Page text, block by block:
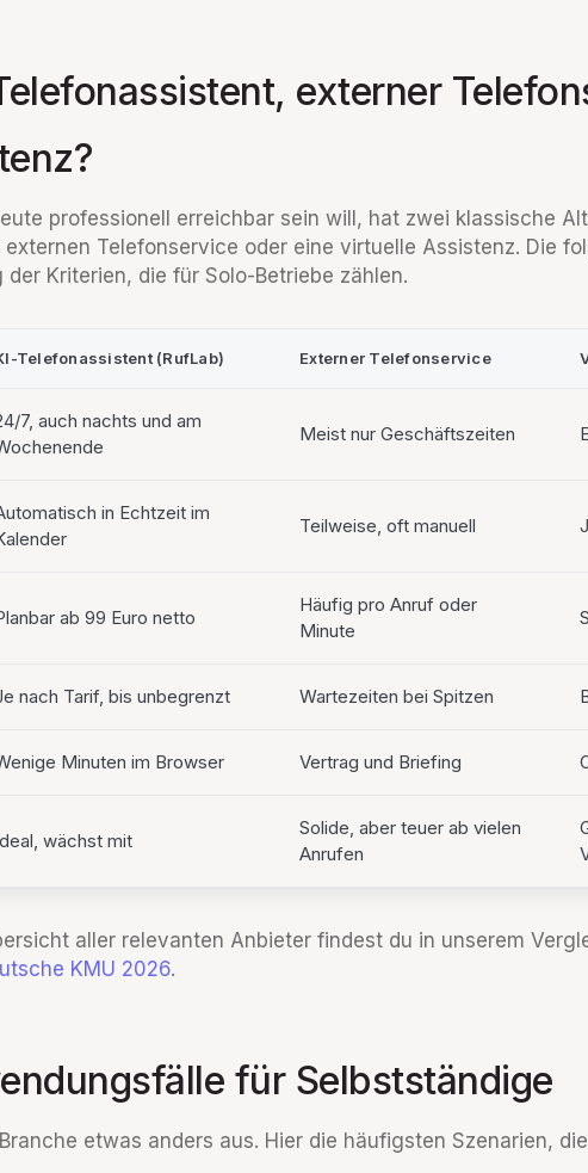
externer
professionell erreichbar sein will, hat zwei klassische
Telefonservice oder eine virtuelle Assistenz. Die
Kriterien, die für Solo-Betriebe zählen.
Telefonassistent (RufLab) Externer Telefonservice
7, auch nachts und am
Meist nur Geschäftszeiten
in Echtzeit im
Teilweise, oft manuell
ab 99 Euro netto
Häufig pro Anruf oder
Minute
nach Tarif, bis unbegrenzt Wartezeiten bei Spitzen
Minuten im Browser Vertrag und Briefing
wächst mit
Solide, aber teuer ab vielen
Anrufen
aller relevanten Anbieter findest du in unserem
KMU 2026.
für Selbstständige
etwas anders aus. Hier die häufigsten Szenarien,